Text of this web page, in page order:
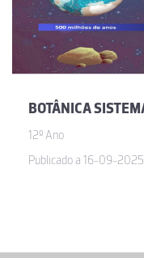
12º Ano
Publicado a 16-09-2025